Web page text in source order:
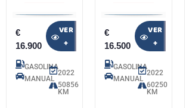
€
16.900
VER
+
GASOLINA
MANUAL
2022
50856
KM
€
16.500
VER
+
GASOLINA
MANUAL
2022
60250
KM